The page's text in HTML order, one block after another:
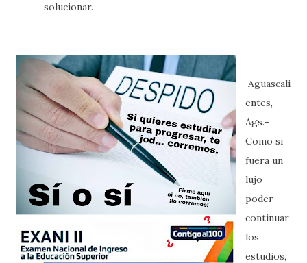
solucionar.
Aguascali
entes,
Ags.-
Como si
fuera un
lujo
poder
continuar
los
estudios,